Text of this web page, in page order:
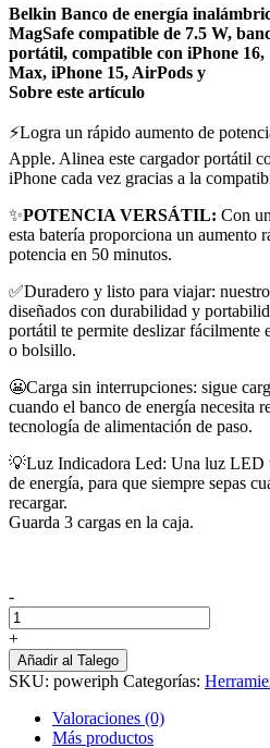
Belkin Banco de energía
MagSafe compatible de 7.5 W,
portátil, compatible con iPhone 16,
Max, iPhone 15, AirPods y
Sobre este artículo
⚡Logra un rápido aumento de
Apple. Alinea este cargador portátil
iPhone cada vez gracias a la
✨POTENCIA VERSÁTIL: Con
esta batería proporciona un aumento
potencia en 50 minutos.
✅Duradero y listo para viajar:
diseñados con durabilidad y
portátil te permite deslizar fácilmente
o bolsillo.
😬Carga sin interrupciones: sigue
cuando el banco de energía necesita
tecnología de alimentación de paso.
💡Luz Indicadora Led: Una luz LED
de energía, para que siempre sepas
recargar.
Guarda 3 cargas en la caja.
-
Power
Bank
Inalambrica
Iphone
5000
Amp
cantidad
+
Añadir al Talego
SKU: poweriph Categorías:
Valoraciones (0)
Más productos